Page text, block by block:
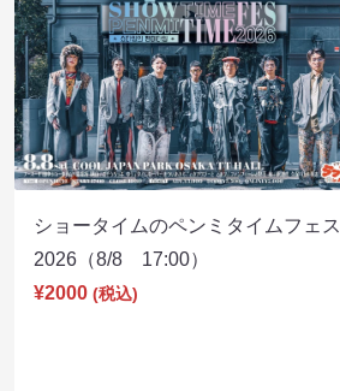
ショータイムのペンミタイムフェス
2026（8/8 17:00）
¥2000 (税込)